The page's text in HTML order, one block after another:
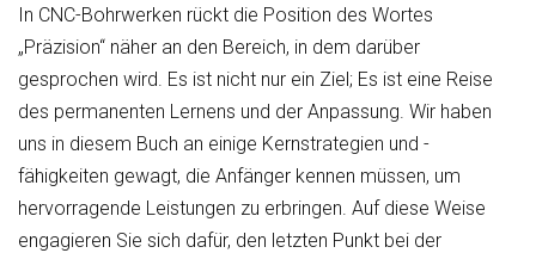
In CNC-Bohrwerken rückt die Position des Wortes
„Präzision“ näher an den Bereich, in dem darüber
gesprochen wird. Es ist nicht nur ein Ziel; Es ist eine Reise
des permanenten Lernens und der Anpassung. Wir haben
uns in diesem Buch an einige Kernstrategien und -
fähigkeiten gewagt, die Anfänger kennen müssen, um
hervorragende Leistungen zu erbringen. Auf diese Weise
engagieren Sie sich dafür, den letzten Punkt bei der